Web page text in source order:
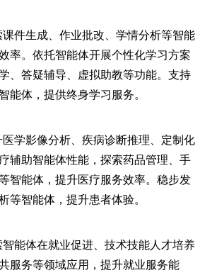
件生成、作业批改、学情分析等智能
率。依托智能体开展个性化学习方案
、答疑辅导、虚拟助教等功能。支持
能体，提供终身学习服务。
学影像分析、疾病诊断推理、定制化
辅助智能体性能，探索药品管理、手
智能体，提升医疗服务效率。稳步发
等智能体，提升患者体验。
能体在就业促进、技术技能人才培养
服务等领域应用，提升就业服务能